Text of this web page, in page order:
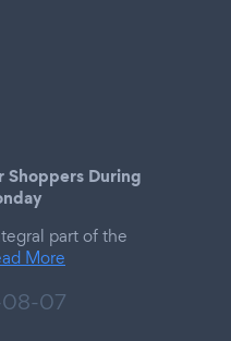
During
part of the
More
07